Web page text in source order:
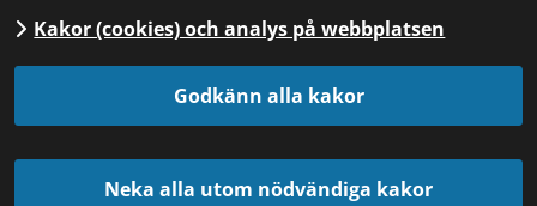
Kakor (cookies) och analys på webbplatsen
Godkänn alla kakor
Neka alla utom nödvändiga kakor
Traditioner kring slakt och
konservering av kött